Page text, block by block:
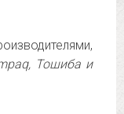
Тошиба и